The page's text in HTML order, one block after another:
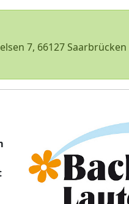
7, 66127 Saarbrücken